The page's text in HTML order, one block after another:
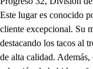
Este lugar es conocido
cliente excepcional. Su
destacando los tacos al
de alta calidad.